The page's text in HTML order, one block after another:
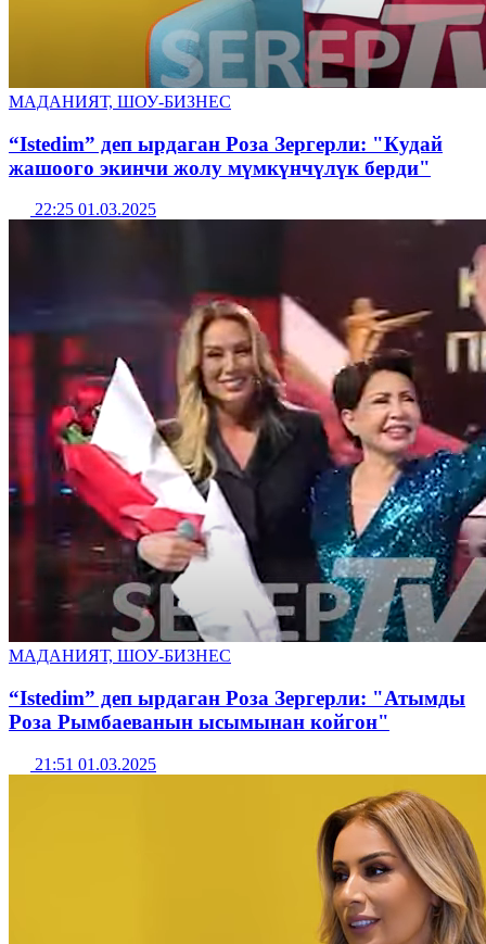
МАДАНИЯТ, ШОУ-БИЗНЕС
“Istedim” деп ырдаган Роза Зергерли: "Кудай
жашоого экинчи жолу мүмкүнчүлүк берди"
22:25 01.03.2025
МАДАНИЯТ, ШОУ-БИЗНЕС
“Istedim” деп ырдаган Роза Зергерли: "Атымды
Роза Рымбаеванын ысымынан койгон"
21:51 01.03.2025